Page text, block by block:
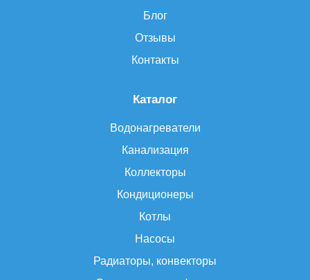
Каталог
Водонагреватели
Канализация
Коллекторы
Кондиционеры
Котлы
Насосы
Радиаторы, конвекторы
Блог
Отзывы
Контакты